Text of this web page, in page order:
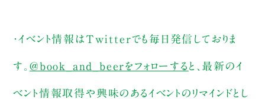
・イベント情報はTwitterでも毎日発信しておりま
す。 @book_and_beerをフォローする と、最新のイ
ベント情報取得や興味のあるイベントのリマインドとし